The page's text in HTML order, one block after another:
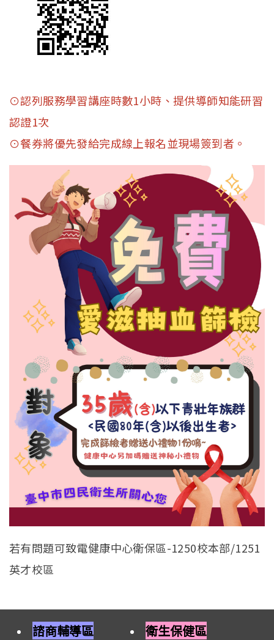
⊙認列服務學習講座時數1小時、提供導師知能研習
認證1次
⊙餐券將優先發給完成線上報名並現場簽到者。
若有問題可致電健康中心衛保區-1250校本部/1251
英才校區
諮商輔導區 衛生保健區